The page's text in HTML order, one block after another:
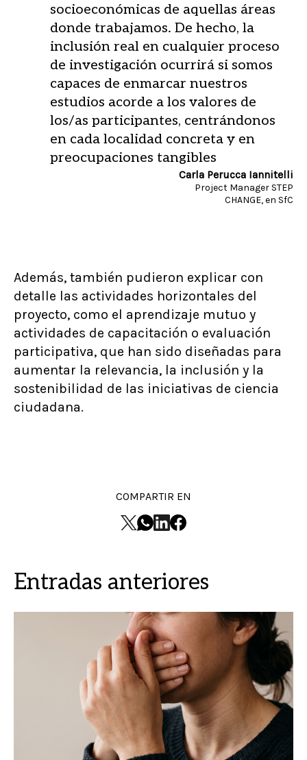
socioeconómicas de aquellas áreas
donde trabajamos. De hecho, la
inclusión real en cualquier proceso
de investigación ocurrirá si somos
capaces de enmarcar nuestros
estudios acorde a los valores de
los/as participantes, centrándonos
en cada localidad concreta y en
preocupaciones tangibles
Carla Perucca Iannitelli
Project Manager STEP
CHANGE, en SfC
Además, también pudieron explicar con
detalle las actividades horizontales del
proyecto, como el aprendizaje mutuo y
actividades de capacitación o evaluación
participativa, que han sido diseñadas para
aumentar la relevancia, la inclusión y la
sostenibilidad de las iniciativas de ciencia
ciudadana.
COMPARTIR EN
Entradas anteriores